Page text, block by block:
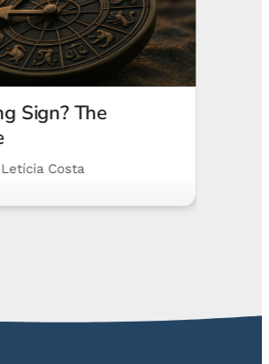
2025: A Major
Letícia Costa